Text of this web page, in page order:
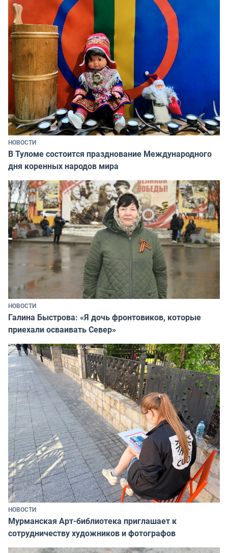
НОВОСТИ
В Туломе состоится празднование Международного
дня коренных народов мира
НОВОСТИ
Галина Быстрова: «Я дочь фронтовиков, которые
приехали осваивать Север»
НОВОСТИ
Мурманская Арт-библиотека приглашает к
сотрудничеству художников и фотографов